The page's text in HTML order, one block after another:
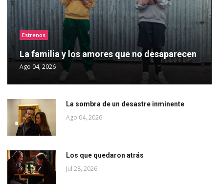
Estrenos
La familia y los amores que no desaparecen
Ago 04, 2026
La sombra de un desastre inminente
Ago 04, 2026
Los que quedaron atrás
Jul 28, 2026